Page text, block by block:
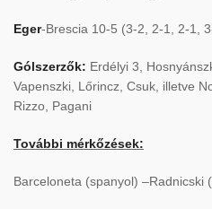
Eger-Brescia 10-5 (3-2, 2-1, 2-1,
Gólszerzők: Erdélyi 3,
Vapenszki, Lőrincz, Csuk, illetve
Rizzo, Pagani
További mérkőzések:
Barceloneta (spanyol) –Radnicski